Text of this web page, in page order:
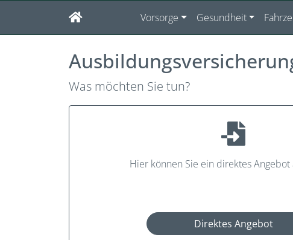
Vorsorge Gesundheit
Was möchten Sie tun?
Hier können Sie ein direktes
Direktes Angebot